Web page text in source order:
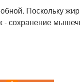
Поскольку
сохранение